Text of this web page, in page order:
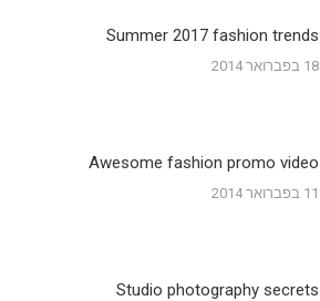
Summer 2017 fashion trends
18 בפברואר 2014
Awesome fashion promo video
11 בפברואר 2014
Studio photography secrets